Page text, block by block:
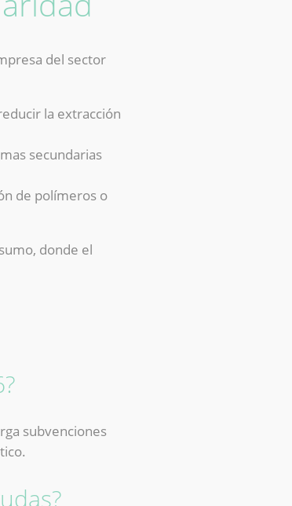
del sector
la extracción
secundarias
de polímeros o
donde el
subvenciones